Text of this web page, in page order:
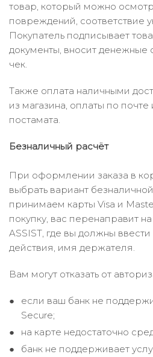
товар, который можно
повреждений, соответствие
Покупатель подписывает
документы, вносит денежные
чек.
Также оплата наличными
из магазина, оплаты по
постамата.
Безналичный расчёт
При оформлении заказа в
выбрать вариант
принимаем карты Visa и
покупку, вас перенаправит
ASSIST, где вы должны
действия, имя держателя.
Вам могут отказать от
если ваш банк не
Secure;
на карте недостаточно
банк не поддерживает